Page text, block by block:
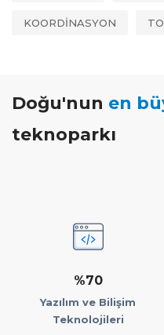
KOORDİNASYON
Doğu'nun en
teknoparkı
%70
Yazılım ve Bilişim
Teknolojileri